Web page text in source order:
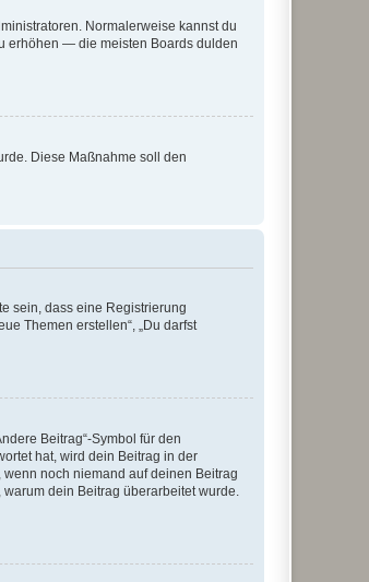
Normalerweise kannst du
erhöhen — die meisten Boards dulden
Diese Maßnahme soll den
sein, dass eine Registrierung
Themen erstellen“, „Du darfst
Beitrag“-Symbol für den
hat, wird dein Beitrag in der
noch niemand auf deinen Beitrag
dein Beitrag überarbeitet wurde.